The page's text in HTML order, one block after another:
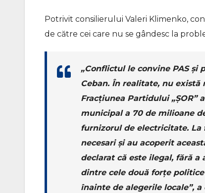
Potrivit consilierului Valeri Klimenko,
de către cei care nu se gândesc la
„Conflictul le convine PAS
Ceban. În realitate, nu
Fracțiunea Partidului „ȘOR”
municipal a 70 de milioane
furnizorul de electricitate. La
necesari și au acoperit
declarat că este ilegal, fără a
dintre cele două forțe
înainte de alegerile locale”,